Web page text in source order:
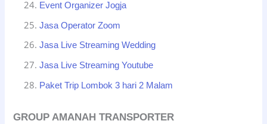
Event Organizer Jogja
Jasa Operator Zoom
Jasa Live Streaming Wedding
Jasa Live Streaming Youtube
Paket Trip Lombok 3 hari 2 Malam
GROUP AMANAH TRANSPORTER